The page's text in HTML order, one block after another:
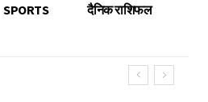
SPORTS दैनिक राशिफल